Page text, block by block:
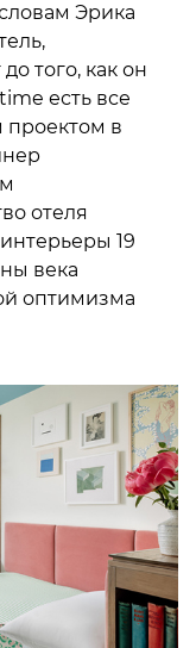
Эрика
того, как он
есть все
проектом в
отеля
19
века
оптимизма